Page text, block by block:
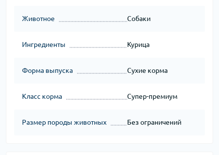
Животное Собаки
Ингредиенты Курица
Форма выпуска Сухие корма
Класс корма Супер-премиум
Размер породы животных Без ограничений